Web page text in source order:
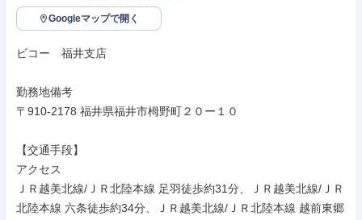
Googleマップで開く
ビコー　福井支店
勤務地備考
〒910-2178 福井県福井市栂野町２０ー１０
【交通手段】
アクセス
ＪＲ越美北線/ＪＲ北陸本線 足羽徒歩約31分、ＪＲ越美北線/ＪＲ
北陸本線 六条徒歩約34分、ＪＲ越美北線/ＪＲ北陸本線 越前東郷